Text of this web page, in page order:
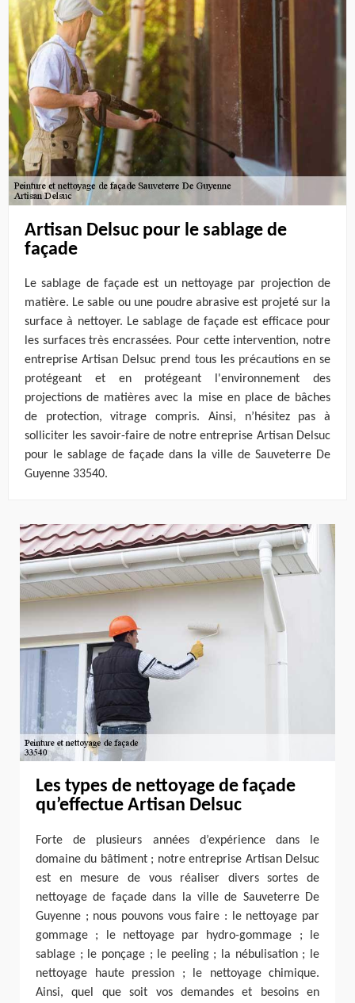
Artisan Delsuc pour le sablage de
façade
Le sablage de façade est un nettoyage par projection de
matière. Le sable ou une poudre abrasive est projeté sur la
surface à nettoyer. Le sablage de façade est efficace pour
les surfaces très encrassées. Pour cette intervention, notre
entreprise Artisan Delsuc prend tous les précautions en se
protégeant et en protégeant l'environnement des
projections de matières avec la mise en place de bâches
de protection, vitrage compris. Ainsi, n’hésitez pas à
solliciter les savoir-faire de notre entreprise Artisan Delsuc
pour le sablage de façade dans la ville de Sauveterre De
Guyenne 33540.
Les types de nettoyage de façade
qu’effectue Artisan Delsuc
Forte de plusieurs années d’expérience dans le
domaine du bâtiment ; notre entreprise Artisan Delsuc
est en mesure de vous réaliser divers sortes de
nettoyage de façade dans la ville de Sauveterre De
Guyenne ; nous pouvons vous faire : le nettoyage par
gommage ; le nettoyage par hydro-gommage ; le
sablage ; le ponçage ; le peeling ; la nébulisation ; le
nettoyage haute pression ; le nettoyage chimique.
Ainsi, quel que soit vos demandes et besoins en